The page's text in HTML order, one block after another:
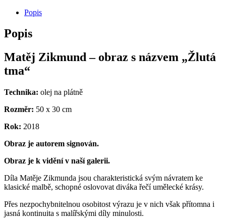
Popis
Popis
Matěj Zikmund – obraz s názvem „Žlutá
tma“
Technika: olej na plátně
Rozměr: 50 x 30 cm
Rok: 2018
Obraz je autorem signován.
Obraz je k vidění v naší galerii.
Díla Matěje Zikmunda jsou charakteristická svým návratem ke
klasické malbě, schopné oslovovat diváka řečí umělecké krásy.
Přes nezpochybnitelnou osobitost výrazu je v nich však přítomna i
jasná kontinuita s malířskými díly minulosti.